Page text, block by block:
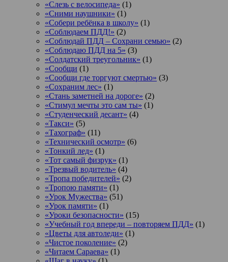
«Слезь с велосипеда» (1)
«Сними наушники» (1)
«Собери ребёнка в школу» (1)
«Соблюдаем ПДД!» (2)
«Соблюдай ПДД – Сохрани семью» (2)
«Соблюдаю ПДД на 5» (3)
«Солдатский треугольник» (1)
«Сообщи (1)
«Сообщи где торгуют смертью» (3)
«Сохраним лес» (1)
«Стань заметней на дороге» (2)
«Стимул мечты это сам ты» (1)
«Студенческий десант» (4)
«Такси» (5)
«Тахограф» (11)
«Технический осмотр» (6)
«Тонкий лед» (1)
«Тот самый физрук» (1)
«Трезвый водитель» (4)
«Тропа победителей» (2)
«Тропою памяти» (1)
«Урок Мужества» (51)
«Урок памяти» (1)
«Уроки безопасности» (15)
«Учебный год впереди – повторяем ПДД» (1)
«Цветы для автоледи» (1)
«Чистое поколение» (2)
«Читаем Сараева» (1)